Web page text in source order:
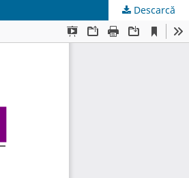
Descarcă